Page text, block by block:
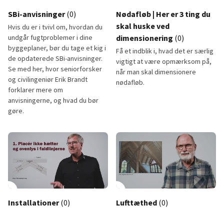
SBi-anvisninger (0)
Hvis du er i tvivl om, hvordan du
undgår fugtproblemer i dine
byggeplaner, bør du tage et kig i
de opdaterede SBi-anvisninger.
Se med her, hvor seniorforsker
og civilingeniør Erik Brandt
forklarer mere om
anvisningerne, og hvad du bør
gøre.
SBi-anvisninger
Nødafløb | Her er 3 ting du
skal huske ved
dimensionering (0)
Få et indblik i, hvad det er særlig
vigtigt at være opmærksom på,
når man skal dimensionere
nødafløb.
Nødafløb
Installationer (0) play_circle
1:37
Lufttæthed (0)